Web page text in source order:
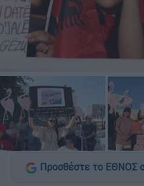
Προσθέστε το ΕΘΝΟΣ